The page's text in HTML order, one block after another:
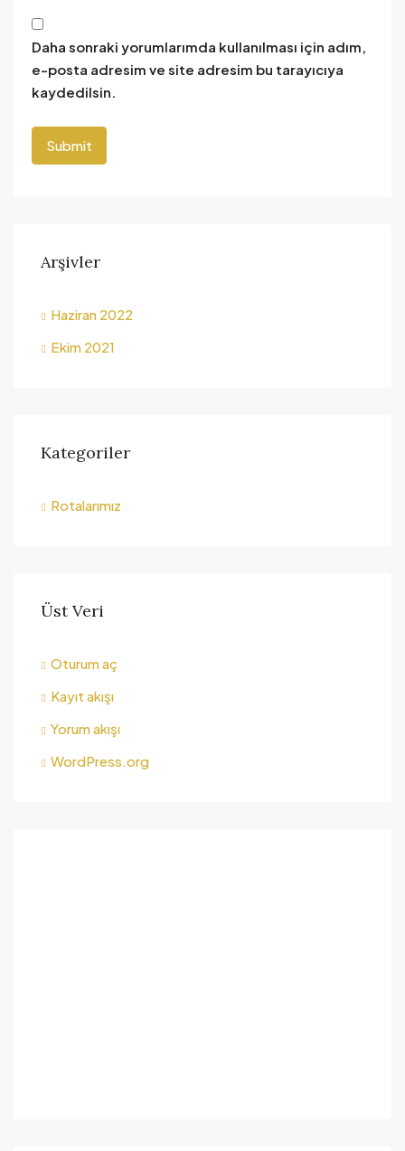
Daha sonraki yorumlarımda kullanılması için adım,
e-posta adresim ve site adresim bu tarayıcıya
kaydedilsin.
Arşivler
Haziran 2022
Ekim 2021
Kategoriler
Rotalarımız
Üst Veri
Oturum aç
Kayıt akışı
Yorum akışı
WordPress.org